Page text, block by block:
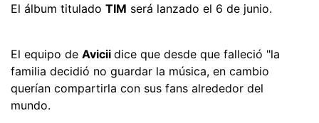
El álbum titulado  TIM será lanzado el 6 de junio.
El equipo de Avicii dice que desde que falleció "la
familia decidió no guardar la música, en cambio
querían compartirla con sus fans alrededor del
mundo.